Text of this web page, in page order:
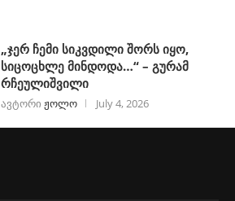
„ჯერ ჩემი სიკვდილი შორს იყო,
სიცოცხლე მინდოდა…“ – გურამ
რჩეულიშვილი
ავტორი ჟოლო July 4, 2026